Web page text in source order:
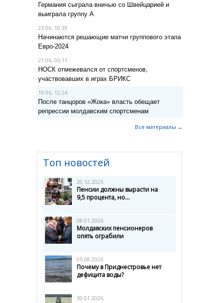
Германия сыграла вничью со Швейцарией и
выиграла группу A
23.06, 10:39
Начинаются решающие матчи группового этапа
Евро-2024
21.06, 06:11
НОСК отмежевался от спортсменов,
участвовавших в играх БРИКС
19.06, 12:24
После танцоров «Жока» власть обещает
репрессии молдавским спортсменам
Все материалы →
Топ новостей
20.12.2025
Пенсии должны вырасти на
9,5 процента, но...
08.01.2026
Молдавских пенсионеров
опять ограбили
05.08.2026
Почему в Приднестровье нет
дефицита воды?
30.01.2026